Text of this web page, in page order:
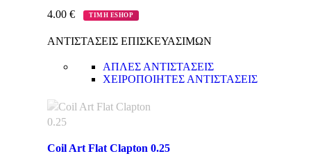
4.00 € ΤΙΜΗ ESHOP
ΑΝΤΙΣΤΑΣΕΙΣ ΕΠΙΣΚΕΥΑΣΙΜΩΝ
ΑΠΛΕΣ ΑΝΤΙΣΤΑΣΕΙΣ
ΧΕΙΡΟΠΟΙΗΤΕΣ ΑΝΤΙΣΤΑΣΕΙΣ
Coil Art Flat Clapton 0.25